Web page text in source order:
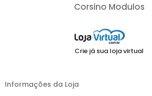
Corsino Modulos
Crie já sua loja virtual
Informações da Loja